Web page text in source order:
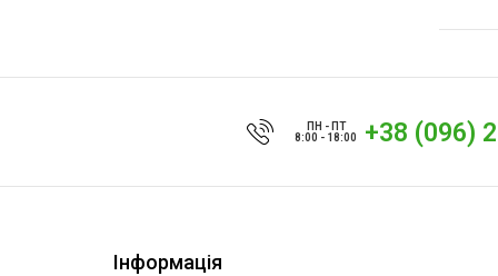
ПН - ПТ
8:00 - 18:00
+38 (096)
Інформація